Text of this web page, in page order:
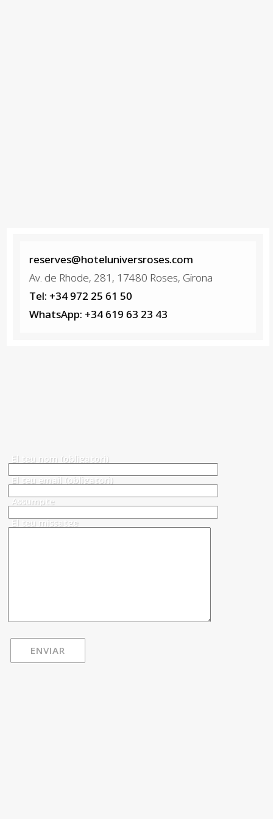
reserves@hoteluniversroses.com
Av. de Rhode, 281, 17480 Roses, Girona
Tel: +34 972 25 61 50
WhatsApp: +34 619 63 23 43
El teu nom (obligatori)
El teu email (obligatori)
Assumpte
El teu missatge